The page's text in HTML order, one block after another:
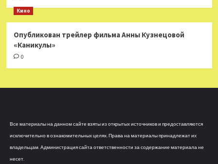
Кино
Опубликован трейлер фильма Анны Кузнецовой
«Каникулы»
0
Все материалы на данном сайте взяты из открытых источников и предоставляются
исключительно в ознакомительных целях. Права на материалы принадлежат их
владельцам. Администрация сайта ответственности за содержание материала не
несет.